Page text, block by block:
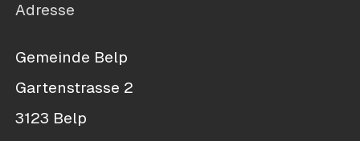
Adresse
Gemeinde Belp
Gartenstrasse 2
3123 Belp